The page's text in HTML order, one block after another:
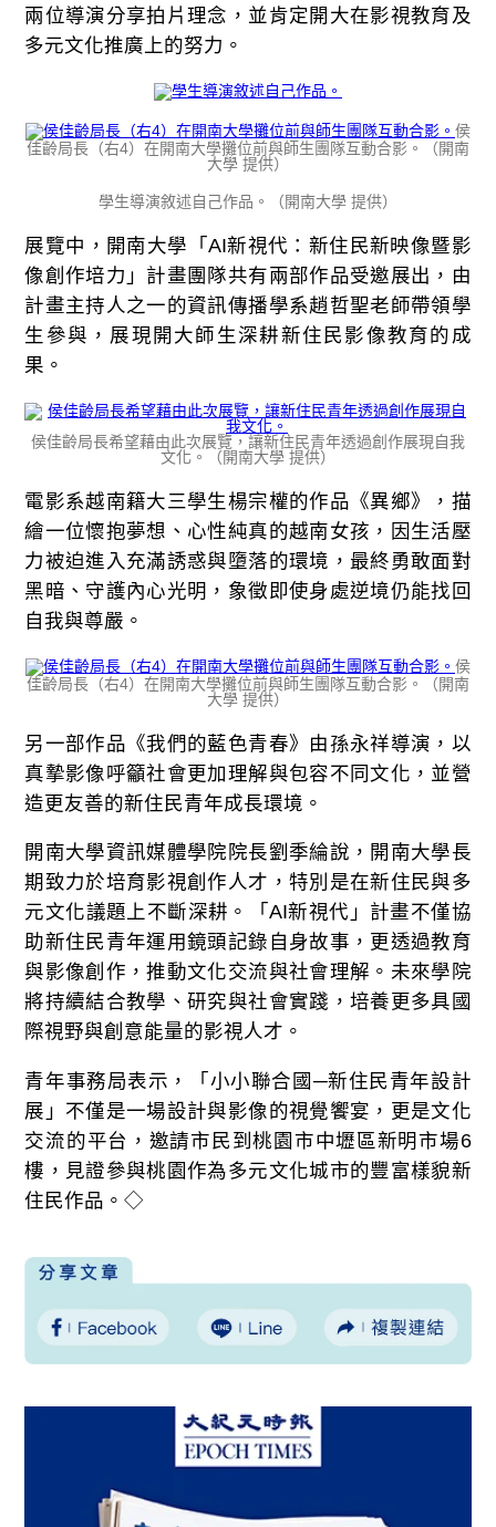
兩位導演分享拍片理念，並肯定開大在影視教育及
多元文化推廣上的努力。
侯
佳齡局長（右4）在開南大學攤位前與師生團隊互動合影。（開南
大學 提供）
學生導演敘述自己作品。（開南大學 提供）
展覽中，開南大學「AI新視代：新住民新映像暨影
像創作培力」計畫團隊共有兩部作品受邀展出，由
計畫主持人之一的資訊傳播學系趙哲聖老師帶領學
生參與，展現開大師生深耕新住民影像教育的成
果。
侯佳齡局長希望藉由此次展覽，讓新住民青年透過創作展現自我
文化。（開南大學 提供）
電影系越南籍大三學生楊宗權的作品《異鄉》，描
繪一位懷抱夢想、心性純真的越南女孩，因生活壓
力被迫進入充滿誘惑與墮落的環境，最終勇敢面對
黑暗、守護內心光明，象徵即使身處逆境仍能找回
自我與尊嚴。
侯
佳齡局長（右4）在開南大學攤位前與師生團隊互動合影。（開南
大學 提供）
另一部作品《我們的藍色青春》由孫永祥導演，以
真摯影像呼籲社會更加理解與包容不同文化，並營
造更友善的新住民青年成長環境。
開南大學資訊媒體學院院長劉季綸說，開南大學長
期致力於培育影視創作人才，特別是在新住民與多
元文化議題上不斷深耕。「AI新視代」計畫不僅協
助新住民青年運用鏡頭記錄自身故事，更透過教育
與影像創作，推動文化交流與社會理解。未來學院
將持續結合教學、研究與社會實踐，培養更多具國
際視野與創意能量的影視人才。
青年事務局表示，「小小聯合國─新住民青年設計
展」不僅是一場設計與影像的視覺饗宴，更是文化
交流的平台，邀請市民到桃園市中壢區新明市場6
樓，見證參與桃園作為多元文化城市的豐富樣貌新
住民作品。◇